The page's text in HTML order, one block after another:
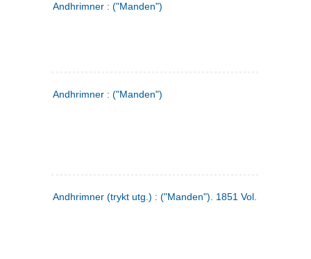
Andhrimner : ("Manden")
Andhrimner : ("Manden")
Andhrimner (trykt utg.) : ("Manden"). 1851 Vol. 2 Nr. 1